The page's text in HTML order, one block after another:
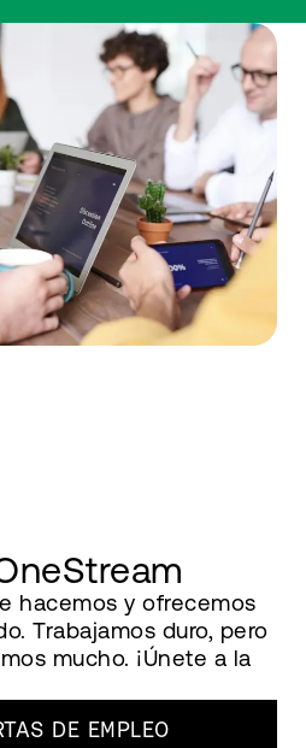
hacemos y ofrecemos
Trabajamos duro, pero
mucho. ¡Únete a la
DE EMPLEO